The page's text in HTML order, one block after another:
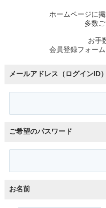
ホームページに
多数ご
お手
会員登録フォー
メールアドレス（ログインID）
ご希望のパスワード
お名前